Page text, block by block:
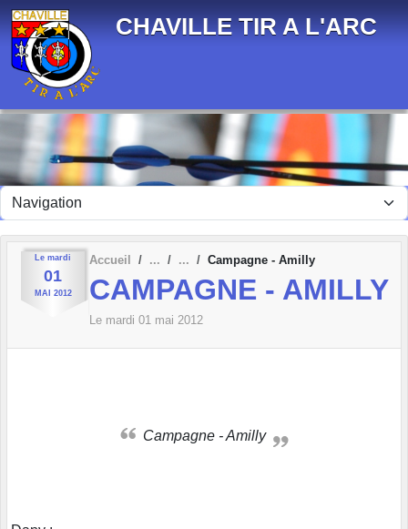
CHAVILLE TIR A L'ARC
Le mardi
01
MAI 2012
Accueil Campagne - Amilly
CAMPAGNE - AMILLY
Le mardi 01 mai 2012
Campagne - Amilly
Panneau de gestion des cookies